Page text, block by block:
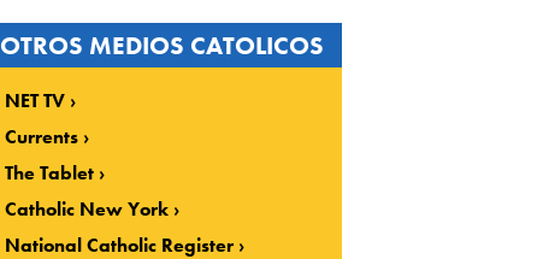
OTROS MEDIOS CATOLICOS
NET TV
Currents
The Tablet
Catholic New York
National Catholic Register